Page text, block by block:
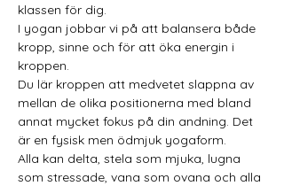
klassen för dig.
I yogan jobbar vi på att balansera både
kropp, sinne och för att öka energin i
kroppen.
Du lär kroppen att medvetet slappna av
mellan de olika positionerna med bland
annat mycket fokus på din andning. Det
är en fysisk men ödmjuk yogaform.
Alla kan delta, stela som mjuka, lugna
som stressade, vana som ovana och alla